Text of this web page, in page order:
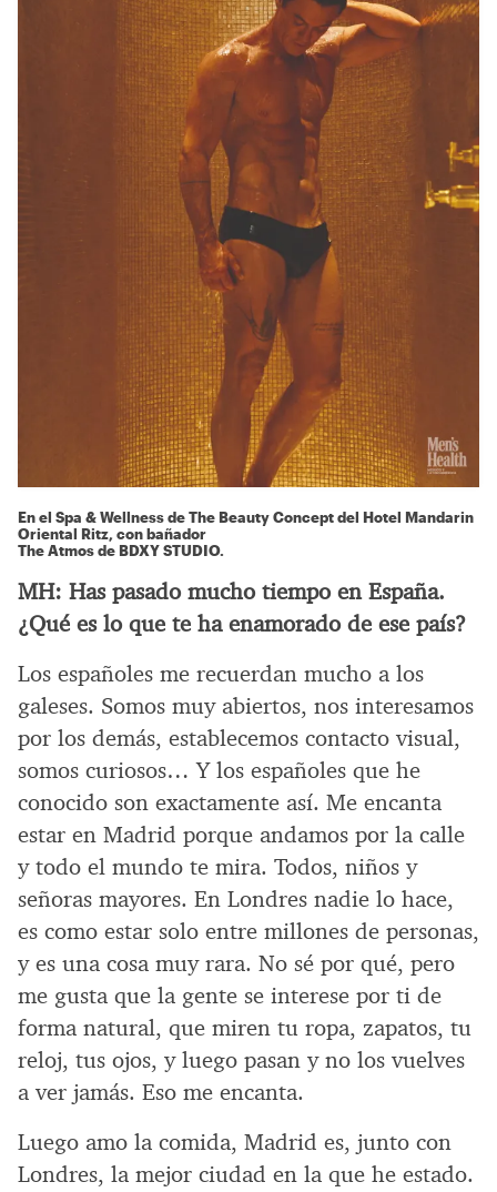
En el Spa & Wellness de The Beauty Concept del Hotel Mandarin
Oriental Ritz, con bañador
The Atmos de BDXY STUDIO.
MH: Has pasado mucho tiempo en España.
¿Qué es lo que te ha enamorado de ese país?
Los españoles me recuerdan mucho a los
galeses. Somos muy abiertos, nos interesamos
por los demás, establecemos contacto visual,
somos curiosos… Y los españoles que he
conocido son exactamente así. Me encanta
estar en Madrid porque andamos por la calle
y todo el mundo te mira. Todos, niños y
señoras mayores. En Londres nadie lo hace,
es como estar solo entre millones de personas,
y es una cosa muy rara. No sé por qué, pero
me gusta que la gente se interese por ti de
forma natural, que miren tu ropa, zapatos, tu
reloj, tus ojos, y luego pasan y no los vuelves
a ver jamás. Eso me encanta.
Luego amo la comida, Madrid es, junto con
Londres, la mejor ciudad en la que he estado.